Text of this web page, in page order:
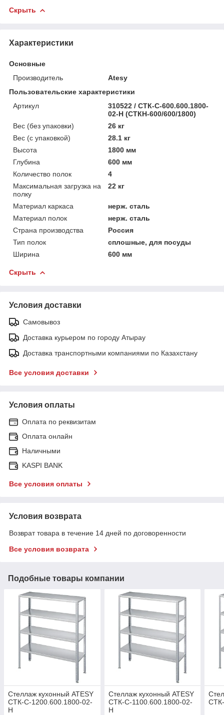
Скрыть
Характеристики
Основные
Производитель
Atesy
Пользовательские характеристики
Артикул
310522 / СТК-С-600.600.1800-
02-Н (СТКН-600/600/1800)
Вес (без упаковки)
26 кг
Вес (с упаковкой)
28.1 кг
Высота
1800 мм
Глубина
600 мм
Количество полок
4
Максимальная загрузка на
полку
22 кг
Материал каркаса
нерж. сталь
Материал полок
нерж. сталь
Страна производства
Россия
Тип полок
сплошные, для посуды
Ширина
600 мм
Скрыть
Условия доставки
Самовывоз
Доставка курьером по городу Атырау
Доставка транспортными компаниями по Казахстану
Все условия доставки
Условия оплаты
Оплата по реквизитам
Оплата онлайн
Наличными
KASPI BANK
Все условия оплаты
Условия возврата
Возврат товара в течение 14 дней по договоренности
Все условия возврата
Подобные товары компании
Стеллаж кухонный ATESY
СТК-С-1200.600.1800-02-
Н
Стеллаж кухонный ATESY
СТК-С-1100.600.1800-02-
Н